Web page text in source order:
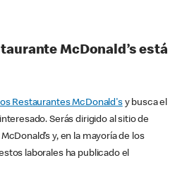
McDonald’s está
Restaurantes McDonald'sy busca el
Serás dirigido al sitio de
y, en la mayoría de los
laborales ha publicado el